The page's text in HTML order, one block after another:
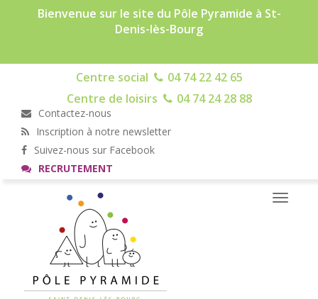
Bienvenue sur le site du Pôle Pyramide à St-
Denis-lès-Bourg
Centre social
04 74 22 42 65
Centre de loisirs
04 74 24 28 88
Contactez-nous
Inscription à notre newsletter
Suivez-nous sur Facebook
RECRUTEMENT
Toggle